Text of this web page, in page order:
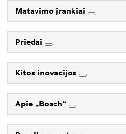
Matavimo įrankiai
Priedai
Kitos inovacijos
Apie „Bosch“